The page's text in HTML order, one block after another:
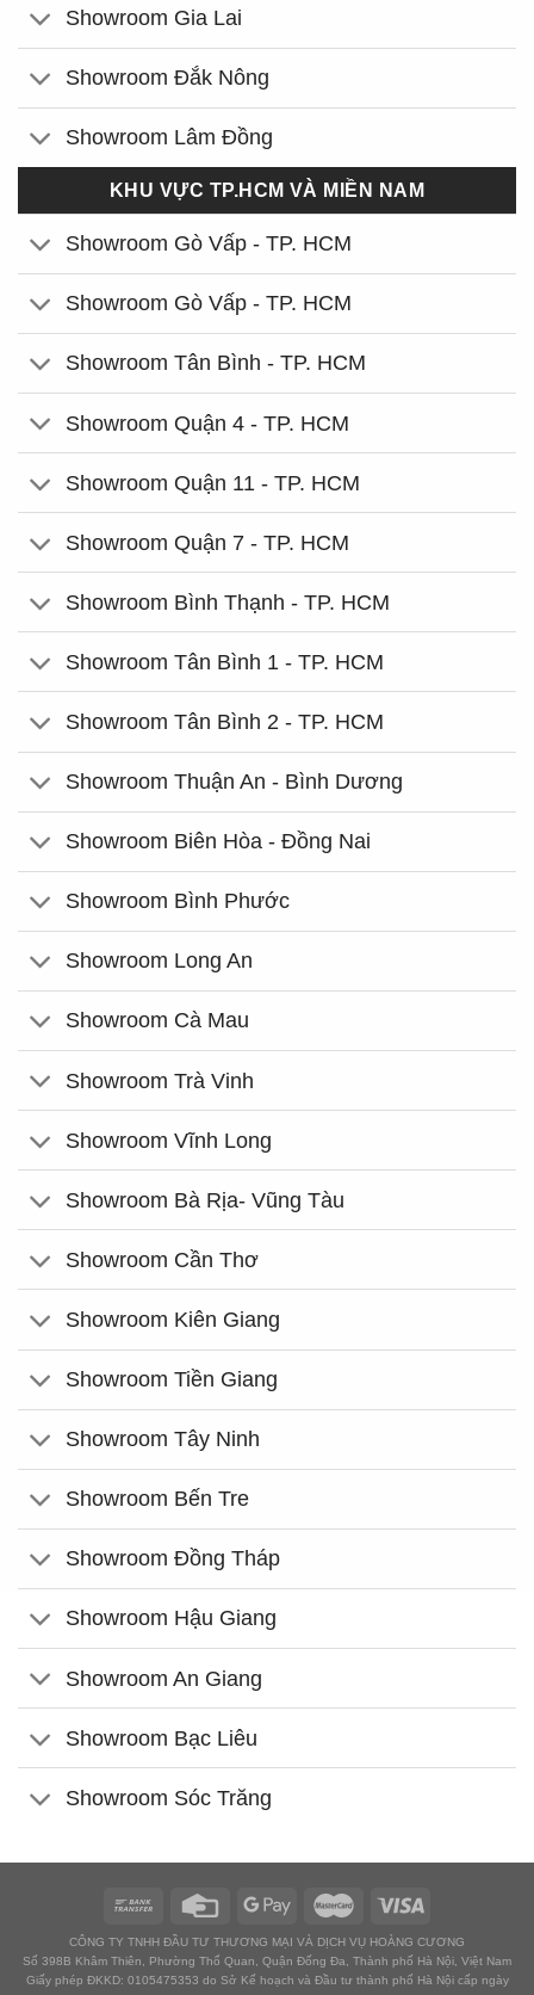
Showroom Gia Lai
Showroom Đắk Nông
Showroom Lâm Đồng
KHU VỰC TP.HCM VÀ MIỀN NAM
Showroom Gò Vấp - TP. HCM
Showroom Gò Vấp - TP. HCM
Showroom Tân Bình - TP. HCM
Showroom Quận 4 - TP. HCM
Showroom Quận 11 - TP. HCM
Showroom Quận 7 - TP. HCM
Showroom Bình Thạnh - TP. HCM
Showroom Tân Bình 1 - TP. HCM
Showroom Tân Bình 2 - TP. HCM
Showroom Thuận An - Bình Dương
Showroom Biên Hòa - Đồng Nai
Showroom Bình Phước
Showroom Long An
Showroom Cà Mau
Showroom Trà Vinh
Showroom Vĩnh Long
Showroom Bà Rịa- Vũng Tàu
Showroom Cần Thơ
Showroom Kiên Giang
Showroom Tiền Giang
Showroom Tây Ninh
Showroom Bến Tre
Showroom Đồng Tháp
Showroom Hậu Giang
Showroom An Giang
Showroom Bạc Liêu
Showroom Sóc Trăng
CÔNG TY TNHH ĐẦU TƯ THƯƠNG MẠI VÀ DỊCH VỤ HOÀNG CƯƠNG
Số 398B Khâm Thiên, Phường Thổ Quan, Quận Đống Đa, Thành phố Hà Nội, Việt Nam
Giấy phép ĐKKD: 0105475353 do Sở Kế hoạch và Đầu tư thành phố Hà Nội cấp ngày